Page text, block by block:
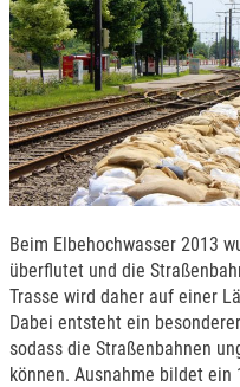
Beim Elbehochwasser 2013
überflutet und die
Trasse wird daher auf einer
Dabei entsteht ein
sodass die Straßenbahnen
können. Ausnahme bildet